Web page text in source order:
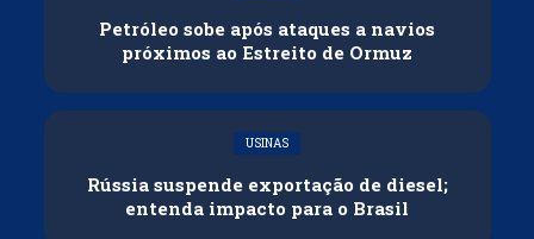
Petróleo sobe após ataques a navios
próximos ao Estreito de Ormuz
USINAS
Rússia suspende exportação de diesel;
entenda impacto para o Brasil